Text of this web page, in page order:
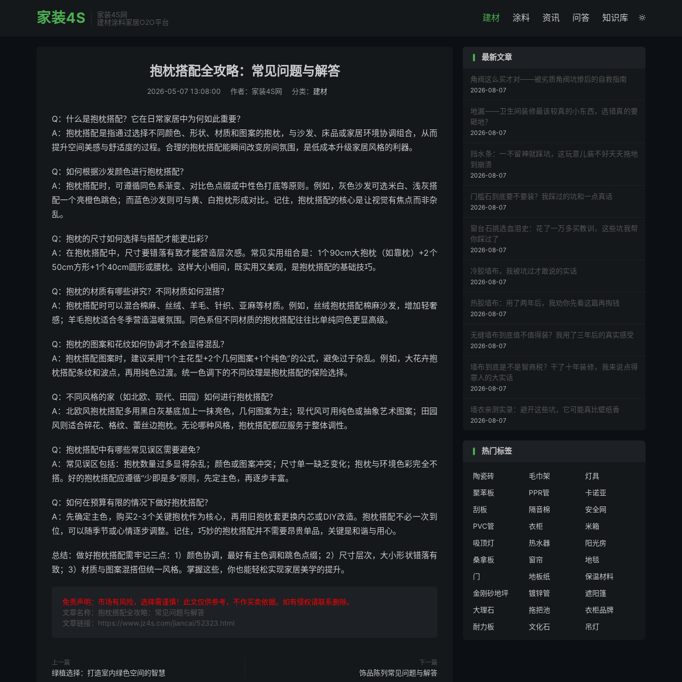
家装4S
家装4S网
建材涂料家居O2O平台

建材 涂料 资讯 问答 知识库
抱枕搭配全攻略：常见问题与解答
2026-05-07 13:08:00 作者：家装4S网 分类： 建材
Q：什么是抱枕搭配？它在日常家居中为何如此重要？
A：抱枕搭配是指通过选择不同颜色、形状、材质和图案的抱枕，与沙发、床品或家居环境协调组合，从而
提升空间美感与舒适度的过程。合理的抱枕搭配能瞬间改变房间氛围，是低成本升级家居风格的利器。
Q：如何根据沙发颜色进行抱枕搭配？
A：抱枕搭配时，可遵循同色系渐变、对比色点缀或中性色打底等原则。例如，灰色沙发可选米白、浅灰搭
配一个亮橙色跳色；而蓝色沙发则可与黄、白抱枕形成对比。记住，抱枕搭配的核心是让视觉有焦点而非杂
乱。
Q：抱枕的尺寸如何选择与搭配才能更出彩？
A：在抱枕搭配中，尺寸要错落有致才能营造层次感。常见实用组合是：1个90cm大抱枕（如靠枕）+2个
50cm方形+1个40cm圆形或腰枕。这样大小相间，既实用又美观，是抱枕搭配的基础技巧。
Q：抱枕的材质有哪些讲究？不同材质如何混搭？
A：抱枕搭配时可以混合棉麻、丝绒、羊毛、针织、亚麻等材质。例如，丝绒抱枕搭配棉麻沙发，增加轻奢
感；羊毛抱枕适合冬季营造温暖氛围。同色系但不同材质的抱枕搭配往往比单纯同色更显高级。
Q：抱枕的图案和花纹如何协调才不会显得混乱？
A：抱枕搭配图案时，建议采用“1个主花型+2个几何图案+1个纯色”的公式，避免过于杂乱。例如，大花卉抱
枕搭配条纹和波点，再用纯色过渡。统一色调下的不同纹理是抱枕搭配的保险选择。
Q：不同风格的家（如北欧、现代、田园）如何进行抱枕搭配？
A：北欧风抱枕搭配多用黑白灰基底加上一抹亮色，几何图案为主；现代风可用纯色或抽象艺术图案；田园
风则适合碎花、格纹、蕾丝边抱枕。无论哪种风格，抱枕搭配都应服务于整体调性。
Q：抱枕搭配中有哪些常见误区需要避免？
A：常见误区包括：抱枕数量过多显得杂乱；颜色或图案冲突；尺寸单一缺乏变化；抱枕与环境色彩完全不
搭。好的抱枕搭配应遵循“少即是多”原则，先定主色，再逐步丰富。
Q：如何在预算有限的情况下做好抱枕搭配？
A：先确定主色，购买2-3个关键抱枕作为核心，再用旧抱枕套更换内芯或DIY改造。抱枕搭配不必一次到
位，可以随季节或心情逐步调整。记住，巧妙的抱枕搭配并不需要昂贵单品，关键是和谐与用心。
总结：做好抱枕搭配需牢记三点：1）颜色协调，最好有主色调和跳色点缀；2）尺寸层次，大小形状错落有
致；3）材质与图案混搭但统一风格。掌握这些，你也能轻松实现家居美学的提升。
免责声明：市场有风险，选择需谨慎！此文仅供参考，不作买卖依据。如有侵权请联系删除。
文章名称：抱枕搭配全攻略：常见问题与解答
文章链接：https://www.jz4s.com/jiancai/52323.html
上一篇
绿植选择：打造室内绿色空间的智慧
下一篇
饰品陈列常见问题与解答
最新文章
角阀这么买才对——被劣质角阀坑惨后的自救指南
2026-08-07
地漏——卫生间装修最该较真的小东西，选错真的要
砸地？
2026-08-07
挡水条：一不留神就踩坑，这玩意儿装不好天天拖地
到崩溃
2026-08-07
门槛石到底要不要装？我踩过的坑和一点真话
2026-08-07
窗台石挑选血泪史：花了一万多买教训，这些坑我帮
你踩过了
2026-08-07
冷胶墙布，我被坑过才敢说的实话
2026-08-07
热胶墙布：用了两年后，我劝你先看这篇再掏钱
2026-08-07
无缝墙布到底值不值得装？我用了三年后的真实感受
2026-08-07
墙布到底是不是智商税？干了十年装修，我来说点得
罪人的大实话
2026-08-07
墙衣亲测实录：避开这些坑，它可能真比壁纸香
2026-08-07
热门标签
陶瓷砖 毛巾架
灯具
聚苯板
PPR管
卡诺亚
刮板
隔音棉
安全网
PVC管
衣柜
米箱
吸顶灯
热水器
阳光房
桑拿板
窗帘
地毯
门
地板纸
保温材料
金刚砂地坪
镀锌管
遮阳篷
大理石
拖把池
衣柜品牌
耐力板
文化石 吊灯